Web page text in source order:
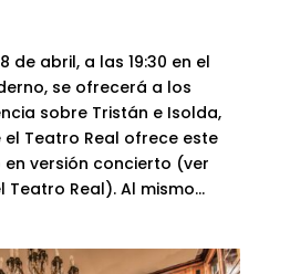
de abril, a las 19:30 en el
se ofrecerá a los
sobre Tristán e Isolda,
Teatro Real ofrece este
versión concierto (ver
Real). Al mismo...